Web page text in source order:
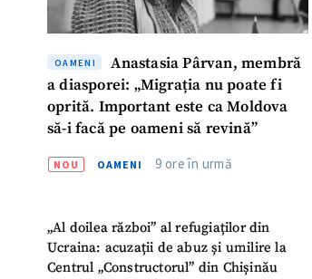
OAMENI
Anastasia Pârvan, membră
a diasporei: „Migrația nu poate fi
oprită. Important este ca Moldova
să-i facă pe oameni să revină”
NOU OAMENI 9 ore în urmă
„Al doilea război” al refugiaților din
Ucraina: acuzații de abuz și umilire la
Centrul „Constructorul” din Chișinău